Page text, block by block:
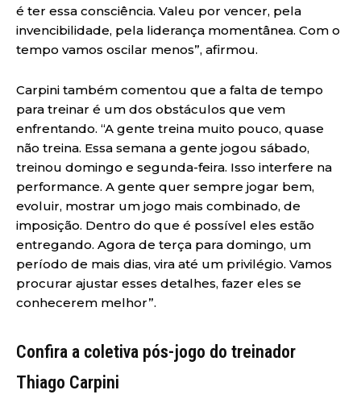
é ter essa consciência. Valeu por vencer, pela
invencibilidade, pela liderança momentânea. Com o
tempo vamos oscilar menos”, afirmou.
Carpini também comentou que a falta de tempo
para treinar é um dos obstáculos que vem
enfrentando. “A gente treina muito pouco, quase
não treina. Essa semana a gente jogou sábado,
treinou domingo e segunda-feira. Isso interfere na
performance. A gente quer sempre jogar bem,
evoluir, mostrar um jogo mais combinado, de
imposição. Dentro do que é possível eles estão
entregando. Agora de terça para domingo, um
período de mais dias, vira até um privilégio. Vamos
procurar ajustar esses detalhes, fazer eles se
conhecerem melhor”.
Confira a coletiva pós-jogo do treinador
Thiago Carpini